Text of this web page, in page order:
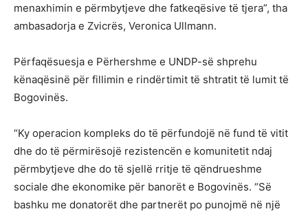
menaxhimin e përmbytjeve dhe fatkeqësive të tjera”, tha
ambasadorja e Zvicrës, Veronica Ullmann.
Përfaqësuesja e Përhershme e UNDP-së shprehu
kënaqësinë për fillimin e rindërtimit të shtratit të lumit të
Bogovinës.
“Ky operacion kompleks do të përfundojë në fund të vitit
dhe do të përmirësojë rezistencën e komunitetit ndaj
përmbytjeve dhe do të sjellë rritje të qëndrueshme
sociale dhe ekonomike për banorët e Bogovinës. “Së
bashku me donatorët dhe partnerët po punojmë në një